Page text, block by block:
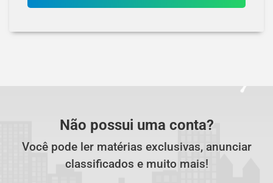
Não possui uma conta?
Você pode ler matérias exclusivas, anunciar
classificados e muito mais!